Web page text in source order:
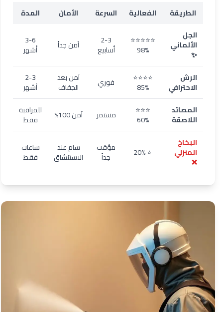
الطريقة الفعالية السرعة الأمان
المدة
الجل
الألماني
✨
⭐⭐⭐⭐⭐
98%
2-3
أسابيع آمن جداً 3-6
أشهر
الرش
الاحترافي
⭐⭐⭐⭐
85% فوري آمن بعد
الجفاف
2-3
أشهر
المصائد
اللاصقة
⭐⭐⭐
60% مستمر آمن 100% للمراقبة
فقط
البخاخ
المنزلي
❌
⭐ 20% مؤقت
جداً
سام عند
الاستنشاق
ساعات
فقط